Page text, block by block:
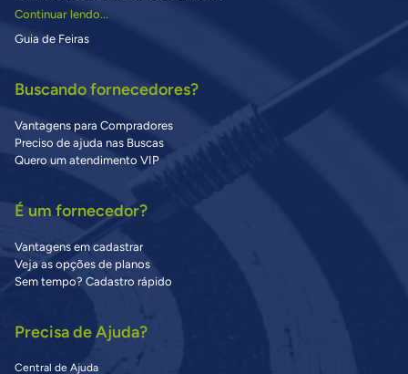
Continuar lendo...
Guia de Feiras
Buscando fornecedores?
Vantagens para Compradores
Preciso de ajuda nas Buscas
Quero um atendimento VIP
É um fornecedor?
Vantagens em cadastrar
Veja as opções de planos
Sem tempo? Cadastro rápido
Precisa de Ajuda?
Central de Ajuda